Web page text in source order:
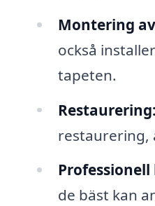
Montering
också
tapeten.
Restaurering:
restaurering,
de bäst kan